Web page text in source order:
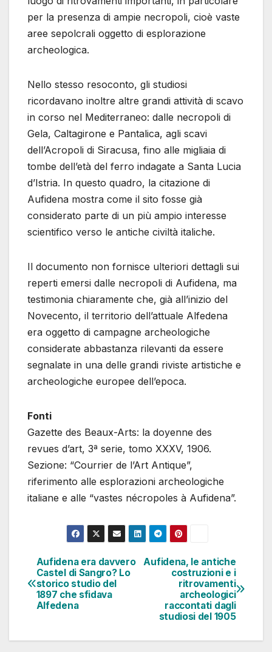
per la presenza di ampie necropoli, cioè vaste
aree sepolcrali oggetto di esplorazione
archeologica.
Nello stesso resoconto, gli studiosi
ricordavano inoltre altre grandi attività di scavo
in corso nel Mediterraneo: dalle necropoli di
Gela, Caltagirone e Pantalica, agli scavi
dell’Acropoli di Siracusa, fino alle migliaia di
tombe dell’età del ferro indagate a Santa Lucia
d’Istria. In questo quadro, la citazione di
Aufidena mostra come il sito fosse già
considerato parte di un più ampio interesse
scientifico verso le antiche civiltà italiche.
Il documento non fornisce ulteriori dettagli sui
reperti emersi dalle necropoli di Aufidena, ma
testimonia chiaramente che, già all’inizio del
Novecento, il territorio dell’attuale Alfedena
era oggetto di campagne archeologiche
considerate abbastanza rilevanti da essere
segnalate in una delle grandi riviste artistiche e
archeologiche europee dell’epoca.
Fonti
Gazette des Beaux-Arts: la doyenne des
revues d’art, 3ª serie, tomo XXXV, 1906.
Sezione: “Courrier de l’Art Antique”,
riferimento alle esplorazioni archeologiche
italiane e alle “vastes nécropoles à Aufidena”.
Navigazione
articoli
Aufidena, le antiche
costruzioni e i
ritrovamenti
archeologici
raccontati dagli
studiosi del 1905
Aufidena era davvero
Castel di Sangro? Lo
storico studio del
1897 che sfidava
Alfedena